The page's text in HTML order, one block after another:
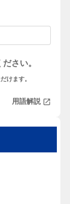
さい。
けます。
用語解説 open_in_new